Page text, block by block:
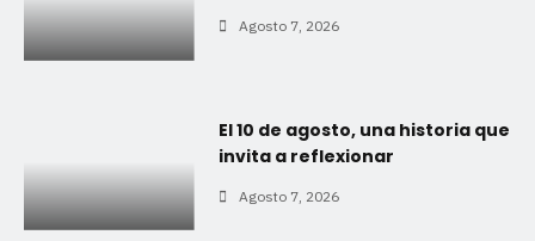
Agosto 7, 2026
El 10 de agosto, una historia que
invita a reflexionar
Agosto 7, 2026